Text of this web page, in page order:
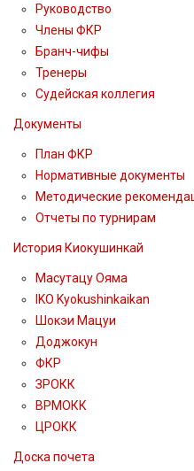
Руководство
Члены ФКР
Бранч-чифы
Тренеры
Судейская коллегия
Документы
План ФКР
Нормативные документы
Методические
Отчеты по турнирам
История Киокушинкай
Масутацу Ояма
IKO Kyokushinkaikan
Шокэи Мацуи
Доджокун
ФКР
ЗРОКК
ВРМОКК
ЦРОКК
Доска почета